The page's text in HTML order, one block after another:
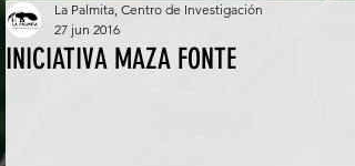
INICIATIVA MAZA FONTE
La Palmita, Centro de Investigación
27 jun 2016